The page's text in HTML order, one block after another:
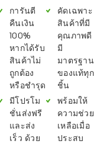
การันตี
คืนเงิน
100%
หากได้รับ
สินค้าไม่
ถูกต้อง
หรือชำรุด
มีโปรโม
ชั่นส่งฟรี
และส่ง
เร็ว ด้วย
คัดเฉพาะ
สินค้าที่มี
คุณภาพดี
มี
มาตรฐาน
ของแท้ทุก
ชิ้น
พร้อมให้
ความช่วย
เหลือเมื่อ
ประสบ